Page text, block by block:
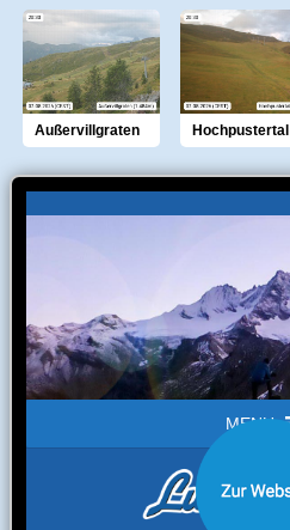
Außervillgraten Hochpustertal